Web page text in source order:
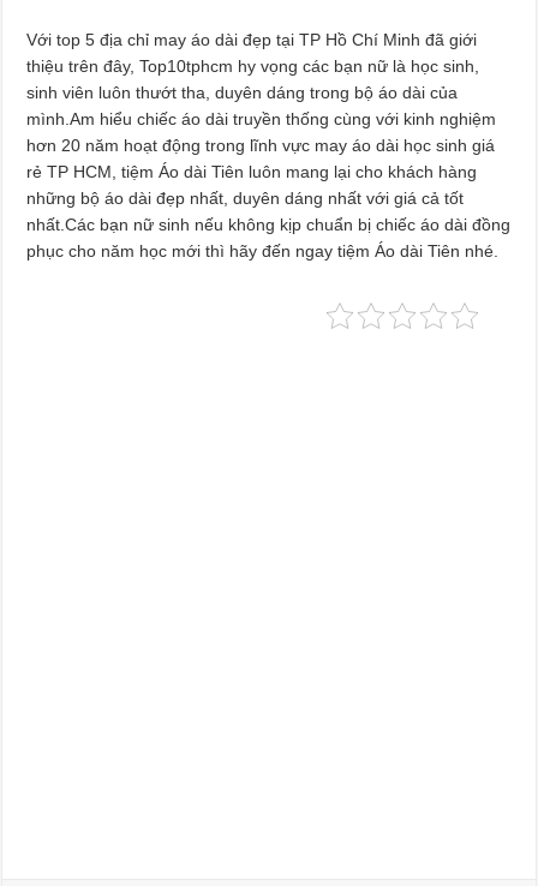
Với top 5 địa chỉ may áo dài đẹp tại TP Hồ Chí Minh đã giới
thiệu trên đây, Top10tphcm hy vọng các bạn nữ là học sinh,
sinh viên luôn thướt tha, duyên dáng trong bộ áo dài của
mình.Am hiểu chiếc áo dài truyền thống cùng với kinh nghiệm
hơn 20 năm hoạt động trong lĩnh vực may áo dài học sinh giá
rẻ TP HCM, tiệm Áo dài Tiên luôn mang lại cho khách hàng
những bộ áo dài đẹp nhất, duyên dáng nhất với giá cả tốt
nhất.Các bạn nữ sinh nếu không kịp chuẩn bị chiếc áo dài đồng
phục cho năm học mới thì hãy đến ngay tiệm Áo dài Tiên nhé.